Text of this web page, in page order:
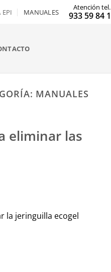
MANUALES
Atención tel.
933 59 84
MANUALES
eliminar las
la jeringuilla ecogel